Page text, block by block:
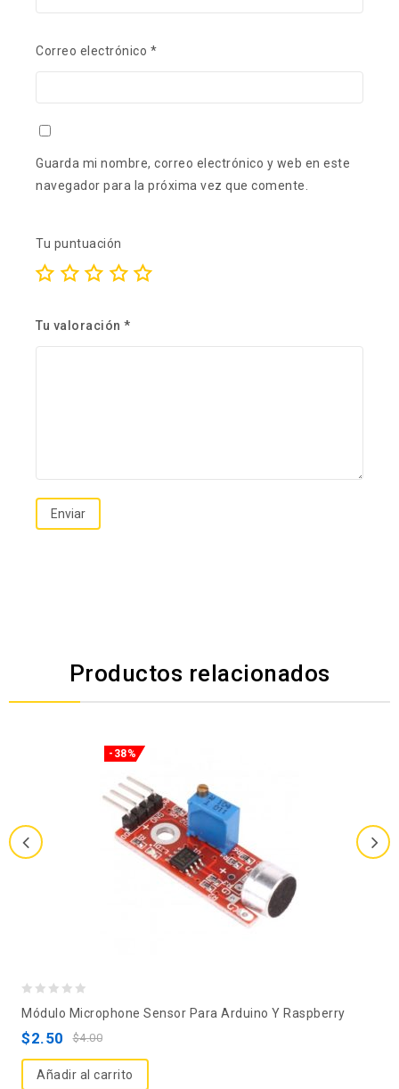
Correo electrónico *
Guarda mi nombre, correo electrónico y web en este
navegador para la próxima vez que comente.
Tu puntuación
Tu valoración*
Productos relacionados
-38%
of
Módulo Microphone Sensor Para Arduino Y Raspberry
$4.00
$2.50
Añadir al carrito